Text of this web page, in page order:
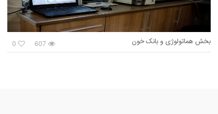
607
0 بخش هماتولوژی و بانک خون